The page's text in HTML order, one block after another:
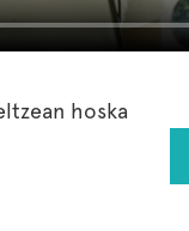
hoska